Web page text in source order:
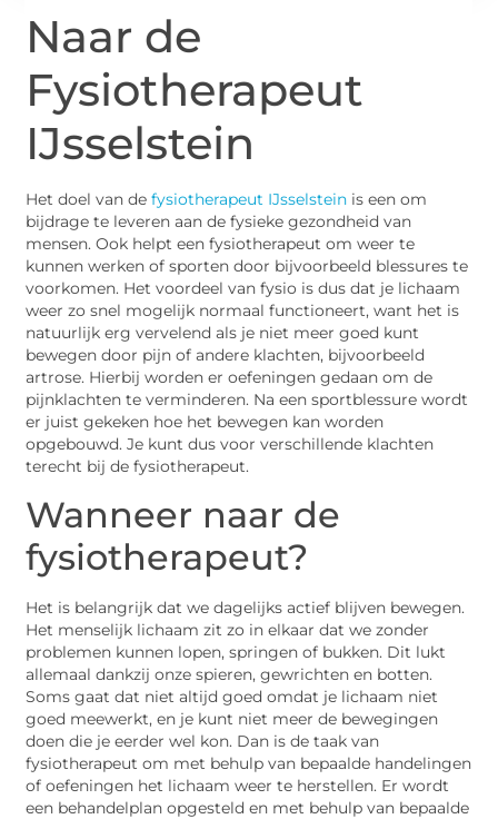
Naar de
Fysiotherapeut
IJsselstein
Het doel van defysiotherapeut IJsselstein is een om
bijdrage te leveren aan de fysieke gezondheid van
mensen. Ook helpt een fysiotherapeut om weer te
kunnen werken of sporten door bijvoorbeeld blessures te
voorkomen. Het voordeel van fysio is dus dat je lichaam
weer zo snel mogelijk normaal functioneert, want het is
natuurlijk erg vervelend als je niet meer goed kunt
bewegen door pijn of andere klachten, bijvoorbeeld
artrose. Hierbij worden er oefeningen gedaan om de
pijnklachten te verminderen. Na een sportblessure wordt
er juist gekeken hoe het bewegen kan worden
opgebouwd. Je kunt dus voor verschillende klachten
terecht bij de fysiotherapeut.
Wanneer naar de
fysiotherapeut?
Het is belangrijk dat we dagelijks actief blijven bewegen.
Het menselijk lichaam zit zo in elkaar dat we zonder
problemen kunnen lopen, springen of bukken. Dit lukt
allemaal dankzij onze spieren, gewrichten en botten.
Soms gaat dat niet altijd goed omdat je lichaam niet
goed meewerkt, en je kunt niet meer de bewegingen
doen die je eerder wel kon. Dan is de taak van
fysiotherapeut om met behulp van bepaalde handelingen
of oefeningen het lichaam weer te herstellen. Er wordt
een behandelplan opgesteld en met behulp van bepaalde